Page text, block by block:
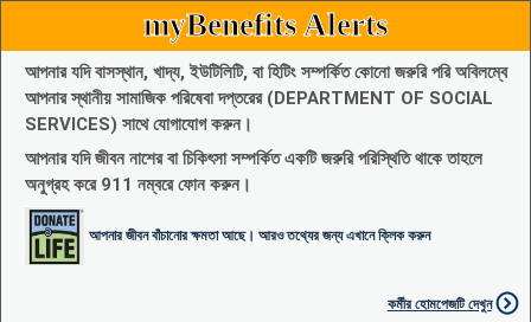
myBenefits Alerts
আপনার যদি বাসস্থান, খাদ্য, ইউটিলিটি, বা হিটিং সম্পর্কিত কোনো জরুরি পরি অবিলম্বে
আপনার স্থানীয় সামাজিক পরিষেবা দপ্তরের (DEPARTMENT OF SOCIAL
SERVICES) সাথে যোগাযোগ করুন।
আপনার যদি জীবন নাশের বা চিকিৎসা সম্পর্কিত একটি জরুরি পরিস্থিতি থাকে তাহলে
অনুগ্রহ করে 911 নম্বরে ফোন করুন।
আপনার জীবন বাঁচানোর ক্ষমতা আছে। আরও তথ্যের জন্য এখানে ক্লিক করুন
কর্মীর হোমপেজটি দেখুন